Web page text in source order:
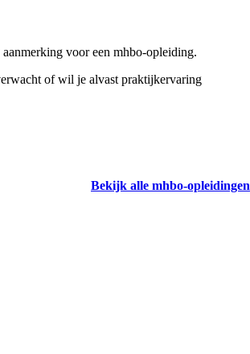
voor een mhbo-opleiding.
of wil je alvast praktijkervaring
Bekijk alle mhbo-opleidingen